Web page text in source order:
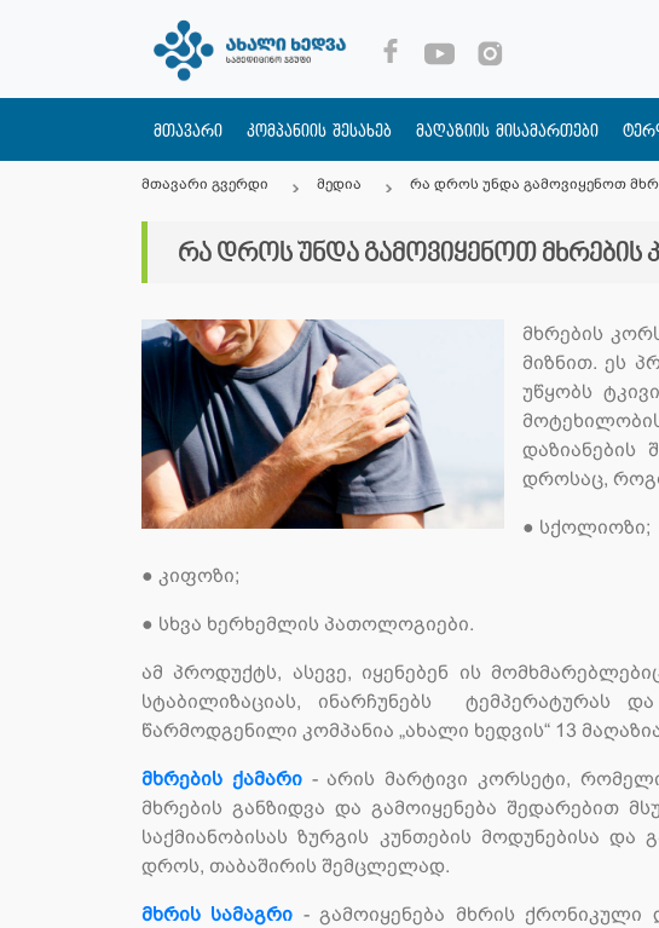
მთავარი კომპანიის შესახებ მაღაზიის მისამართები
მთავარი გვერდი მედია რა დროს უნდა გამოვიყენოთ
რა დროს უნდა გამოვიყენოთ მხრების
მხრების
მიზნით. ეს
უწყობს
დაზიანების
დროსაც,
● სქოლიოზი;
● კიფოზი;
● სხვა ხერხემლის პათოლოგიები.
ამ პროდუქტს, ასევე, იყენებენ ის
სტაბილიზაციას, ინარჩუნებს ტემპერატურას
წარმოდგენილი კომპანია „ახალი ხედვის“ 13
მხრების ქამარი- არის მარტივი კორსეტი,
მხრების განზიდვა და გამოიყენება შედარებით
საქმიანობისას ზურგის კუნთების მოდუნებისა
დროს, თაბაშირის შემცლელად.
მხრის სამაგრი - გამოიყენება მხრის ქრონიკული